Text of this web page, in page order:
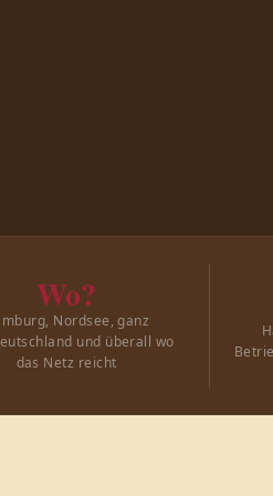
Wo?
Nordsee, ganz
und überall wo
das Netz reicht